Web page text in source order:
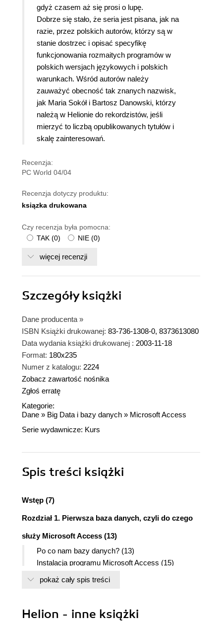
gdyż czasem aż się prosi o lupę.
Dobrze się stało, że seria jest pisana, jak na
razie, przez polskich autorów, którzy są w
stanie dostrzec i opisać specyfikę
funkcjonowania rozmaitych programów w
polskich wersjach językowych i polskich
warunkach. Wśród autorów należy
zauważyć obecność tak znanych nazwisk,
jak Maria Sokół i Bartosz Danowski, którzy
należą w Helionie do rekordzistów, jeśli
mierzyć to liczbą opublikowanych tytułów i
skalę zainteresowań.
Recenzja:
PC World 04/04
Recenzja dotyczy produktu:
ksiązka drukowana
Czy recenzja była pomocna:
TAK (0) NIE (0)
więcej recenzji
Szczegółyksiążki
Dane producenta »
ISBN Książki drukowanej: 83-736-1308-0, 8373613080
Data wydania książki drukowanej : 2003-11-18
Format: 180x235
Numer z katalogu: 2224
Zobacz zawartość nośnika
Zgłoś erratę
Kategorie:
Dane » Big Data i bazy danych » Microsoft Access
Serie wydawnicze: Kurs
Spis treści książki
Wstęp (7)
Rozdział 1. Pierwsza baza danych, czyli do czego
służy Microsoft Access (13)
Po co nam bazy danych? (13)
Instalacja programu Microsoft Access (15)
Aktywacja programu (18)
Poznajemy środowisko systemu zarządzania
Tworzenie pustej bazy danych (20)
pokaż cały spis treści
Helion - inne książki